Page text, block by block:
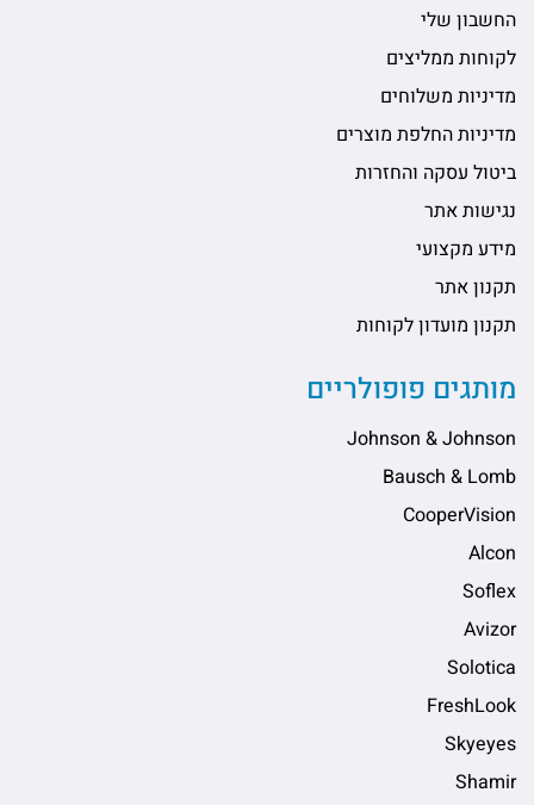
החשבון שלי
לקוחות ממליצים
מדיניות משלוחים
מדיניות החלפת מוצרים
ביטול עסקה והחזרות
נגישות אתר
מידע מקצועי
תקנון אתר
תקנון מועדון לקוחות
מותגים פופולריים
Johnson & Johnson
Bausch & Lomb
CooperVision
Alcon
Soflex
Avizor
Solotica
FreshLook
Skyeyes
Shamir